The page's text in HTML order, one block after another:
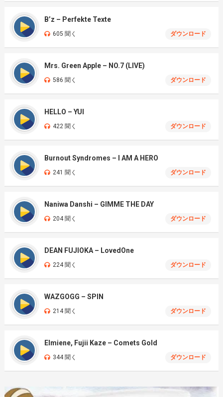
B’z – Perfekte Texte
605 聞く ダウンロード
Mrs. Green Apple – NO.7 (LIVE)
586 聞く ダウンロード
HELLO – YUI
422 聞く ダウンロード
Burnout Syndromes – I AM A HERO
241 聞く ダウンロード
Naniwa Danshi – GIMME THE DAY
204 聞く ダウンロード
DEAN FUJIOKA – LovedOne
224 聞く ダウンロード
WAZGOGG – SPIN
214 聞く ダウンロード
Elmiene, Fujii Kaze – Comets Gold
344 聞く ダウンロード